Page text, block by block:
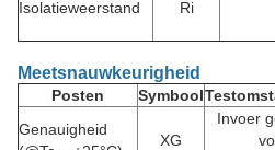
Isolatieweerstand Ri
Meetsnauwkeurigheid
Posten Symbool
Genauigheid
XG
Invoer